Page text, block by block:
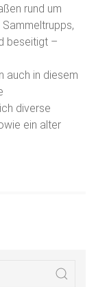
rund um
beseitigt –
auch in diesem
diverse
ein alter